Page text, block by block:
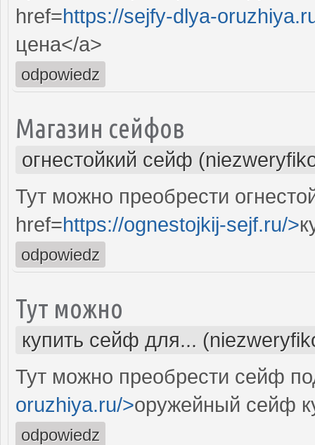
href=https://sejfy-dlya-
цена</a>
odpowiedz
Магазин сейфов
огнестойкий сейф
Тут можно преобрести
href=https://ognestojkij-sejf.ru/>
odpowiedz
Тут можно
купить сейф для...
Тут можно преобрести сейф
oruzhiya.ru/>оружейный сейф
odpowiedz